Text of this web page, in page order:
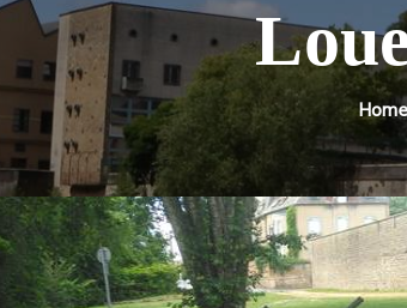
Home